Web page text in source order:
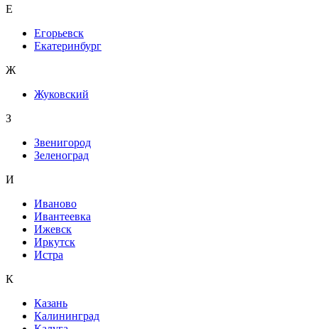
Е
Егорьевск
Екатеринбург
Ж
Жуковский
З
Звенигород
Зеленоград
И
Иваново
Ивантеевка
Ижевск
Иркутск
Истра
К
Казань
Калининград